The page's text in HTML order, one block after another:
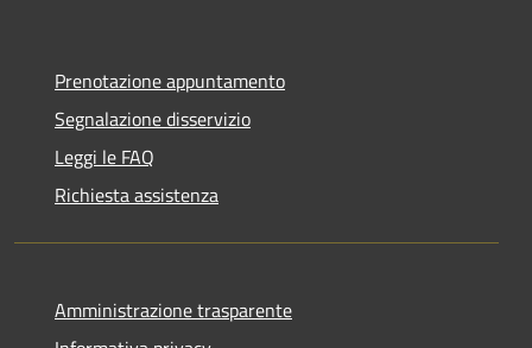
Prenotazione appuntamento
Segnalazione disservizio
Leggi le FAQ
Richiesta assistenza
Amministrazione trasparente